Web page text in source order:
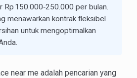
Rp 150.000‑250.000 per bulan.
menawarkan kontrak fleksibel
untuk mengoptimalkan
near me adalah pencarian yang